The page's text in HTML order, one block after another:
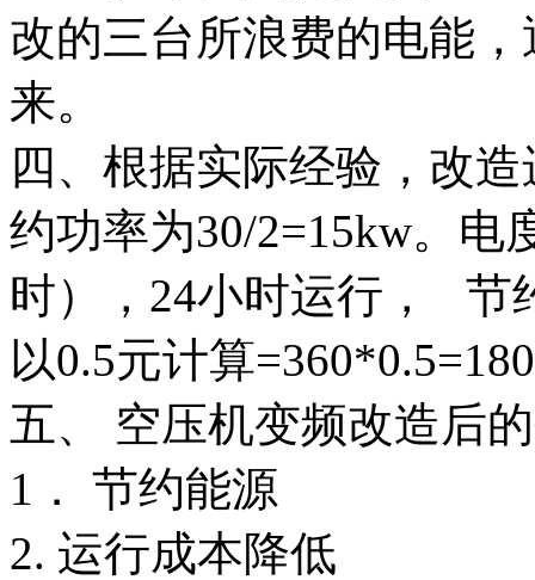
改的三台所浪费的电能
来。
四、根据实际经验，改
约功率为30/2=15kw。电
时），24小时运行， 节
以0.5元计算
五、 空压机变频改造后
1． 节约能源
2. 运行成本降低